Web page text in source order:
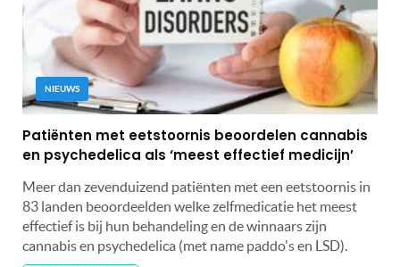
NIEUWS
Patiënten met eetstoornis beoordelen cannabis
en psychedelica als ‘meest effectief medicijn’
Meer dan zevenduizend patiënten met een eetstoornis in
83 landen beoordeelden welke zelfmedicatie het meest
effectief is bij hun behandeling en de winnaars zijn
cannabis en psychedelica (met name paddo's en LSD).